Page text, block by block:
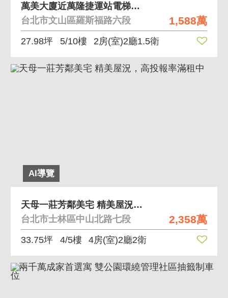
1,588萬
萬美大廈近萬隆捷運站電梯方正兩房 近捷運站格局方正
台北市文山區羅斯福路六段
27.98坪 5/10樓 2房(室)2廳1.5衛
AI導覽
2,358萬
天母一莊芳鄰美宅 精美屋況，高投報率滿租中
台北市士林區中山北路七段
33.75坪 4/5樓 4房(室)2廳2衛